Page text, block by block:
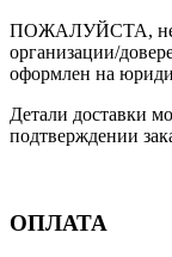
ПОЖАЛУЙСТА, не
организации/
оформлен на
Детали доставки
подтверждении
ОПЛАТА